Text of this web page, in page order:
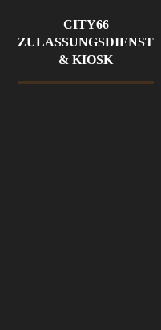
CITY66
ZULASSUNGSDIENST
& KIOSK